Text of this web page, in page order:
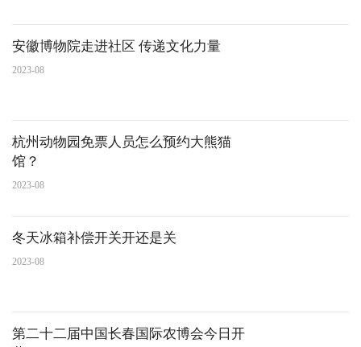
安徽博物院走进社区 传递文化力量
2023-08
杭州动物园免票人员怎么预约大熊猫
馆？
2023-08
冬天冰箱补偿开关开还是关
2023-08
第二十二届中国长春国际农博会今日开